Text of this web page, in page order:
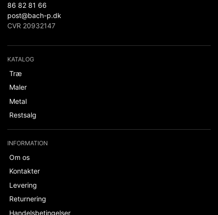
86 82 81 66
post@bach-p.dk
CVR 20932147
KATALOG
Træ
Maler
Metal
Restsalg
INFORMATION
Om os
Kontakter
Levering
Returnering
Handelsbetingelser